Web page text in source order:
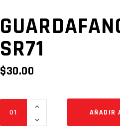
SR71
$30.00
GUARDAFANGO
AÑADIR